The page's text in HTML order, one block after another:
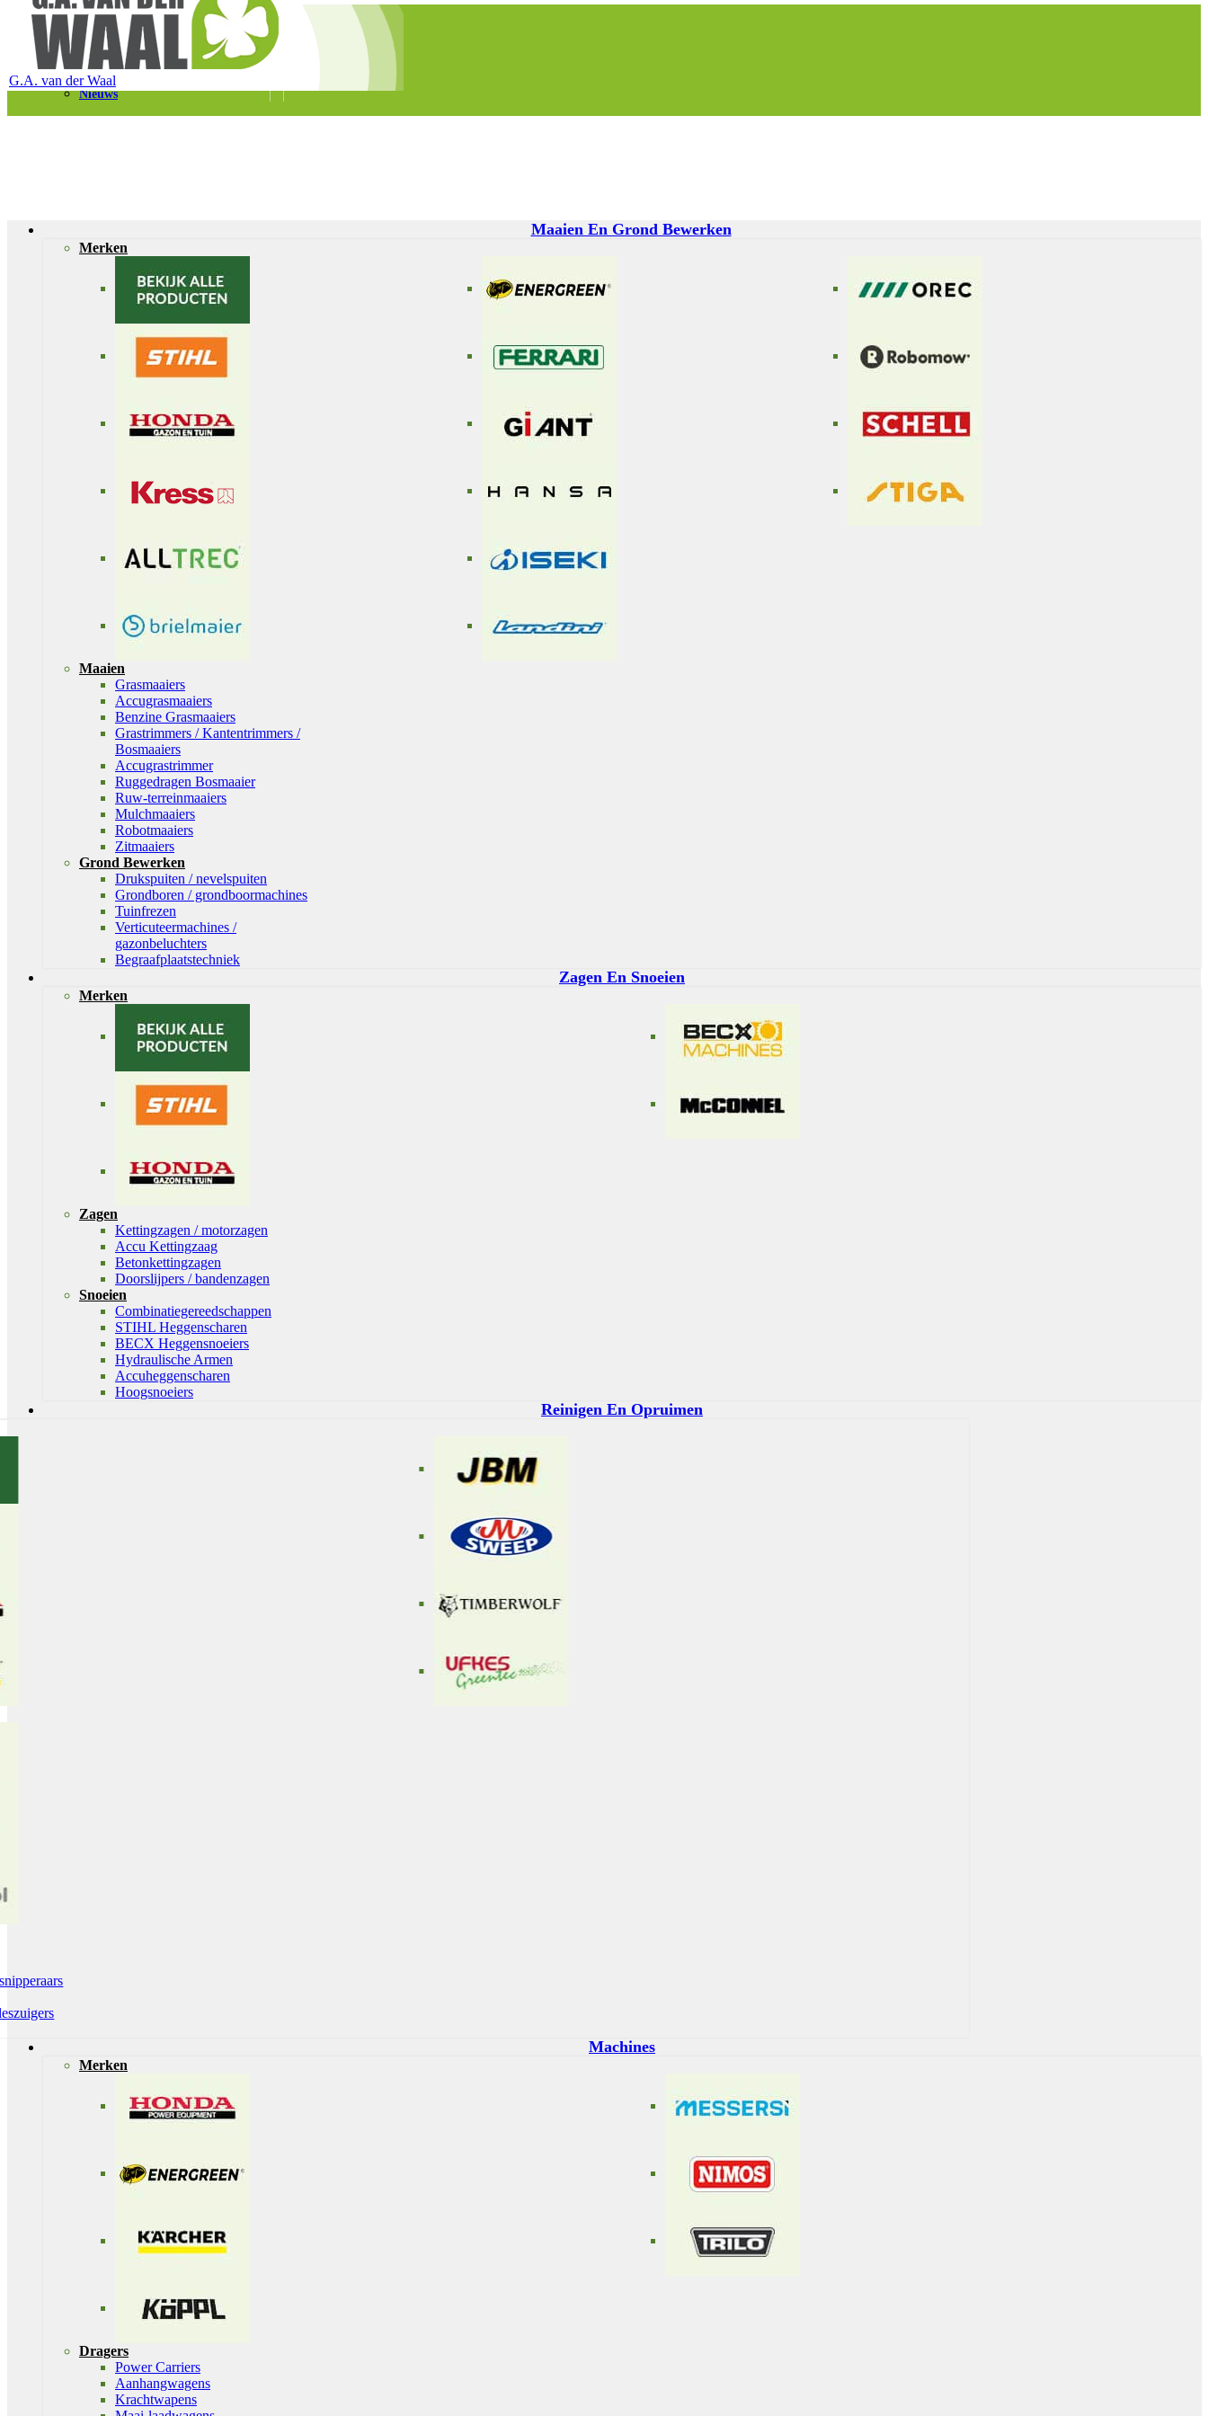
Telefoon 0180 – 421399
Schaapherderweg 6, 2988 CK Ridderkerk
Vacatures
Nieuws
G.A. van der Waal
Maaien En Grond Bewerken
Merken
Maaien
Grasmaaiers
Accugrasmaaiers
Benzine Grasmaaiers
Grastrimmers / Kantentrimmers /
Bosmaaiers
Accugrastrimmer
Ruggedragen Bosmaaier
Ruw-terreinmaaiers
Mulchmaaiers
Robotmaaiers
Zitmaaiers
Grond Bewerken
Drukspuiten / nevelspuiten
Grondboren / grondboormachines
Tuinfrezen
Verticuteermachines /
gazonbeluchters
Begraafplaatstechniek
Zagen En Snoeien
Merken
Zagen
Kettingzagen / motorzagen
Accu Kettingzaag
Betonkettingzagen
Doorslijpers / bandenzagen
Snoeien
Combinatiegereedschappen
STIHL Heggenscharen
BECX Heggensnoeiers
Hydraulische Armen
Accuheggenscharen
Hoogsnoeiers
Reinigen En Opruimen
Machines
Merken
Dragers
Power Carriers
Aanhangwagens
Krachtwapens